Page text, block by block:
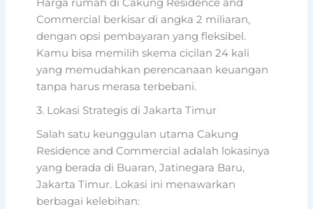
Harga rumah di Cakung Residence and
Commercial berkisar di angka 2 miliaran,
dengan opsi pembayaran yang fleksibel.
Kamu bisa memilih skema cicilan 24 kali
yang memudahkan perencanaan keuangan
tanpa harus merasa terbebani.
3. Lokasi Strategis di Jakarta Timur
Salah satu keunggulan utama Cakung
Residence and Commercial adalah lokasinya
yang berada di Buaran, Jatinegara Baru,
Jakarta Timur. Lokasi ini menawarkan
berbagai kelebihan: